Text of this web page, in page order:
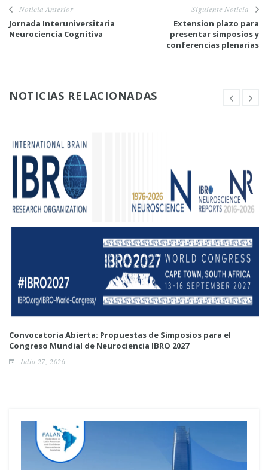
Noticia Anterior
Jornada Interuniversitaria
Neurociencia Cognitiva
Siguiente Noticia
Extension plazo para
presentar simposios y
conferencias plenarias
NOTICIAS RELACIONADAS
Convocatoria Abierta: Propuestas de Simposios para el
Congreso Mundial de Neurociencia IBRO 2027
Julio 27, 2026